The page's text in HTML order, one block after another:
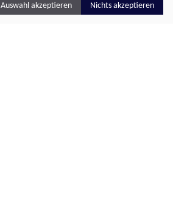
Auswahl akzeptieren Nichts akzeptieren